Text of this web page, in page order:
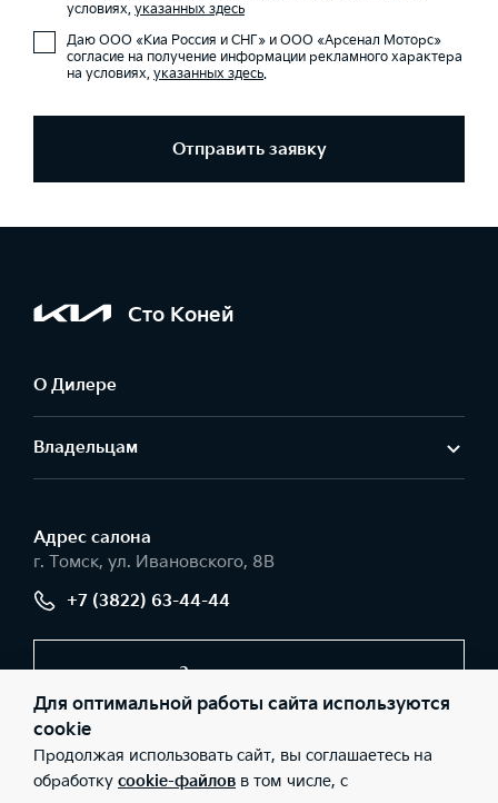
условиях, указанных здесь
Даю ООО «Киа Россия и СНГ» и ООО «Арсенал Моторс»
согласие на получение информации рекламного характера
на условиях, указанных здесь.
Отправить заявку
Сто Коней
О Дилере
Владельцам
Адрес салонa
г. Томск, ул. Ивановского, 8В
+7 (3822) 63-44-44
Заказать звонок
© 2026 Юридические лица ООО «Арсенал Моторс»
(Фактический адрес: г. Томск, ул. Ивановского, 8В; Телефон: +7
(3822) 63-44-44; ИНН: 7017091070; ОГРН: 1047000106581), ООО
Для оптимальной работы сайта используются
cookie
Продолжая использовать сайт, вы соглашаетесь на
обработку cookie-файлов в том числе, с